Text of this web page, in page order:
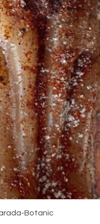
Si
un
servicio
Tenga
Si tiene
que le
Ya que
Orisha,
camino.
Botanic